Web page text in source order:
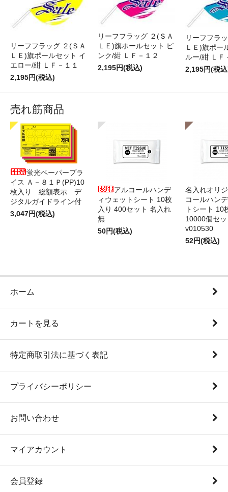
リーフフラッグ ２(ＳＡ
ＬＥ)旗ポールセット イ
エロー/紺 ＬＦ－１１
2,195円(税込)
リーフフラッグ ２(ＳＡ
ＬＥ)旗ポールセット ピ
ンク/紺 ＬＦ－１２
2,195円(税込)
リーフフラ
ＬＥ)旗ポー
ルー/紺 ＬＦ
2,195円(税
売れ筋商品
蛍光ペーパープラ
イス Ａ－８１Ｐ(PP)10
枚入り 総額表示 デ
ジタルガイドライン付
3,047円(税込)
アルコールハンデ
ィウェットシート 10枚
入り 400セット 名入れ
無
50円(税込)
名入れオリ
コールハン
トシート 10
10000個セ
v010530
52円(税込)
ホーム
カートを見る
特定商取引法に基づく表記
プライバシーポリシー
お問い合わせ
マイアカウント
会員登録